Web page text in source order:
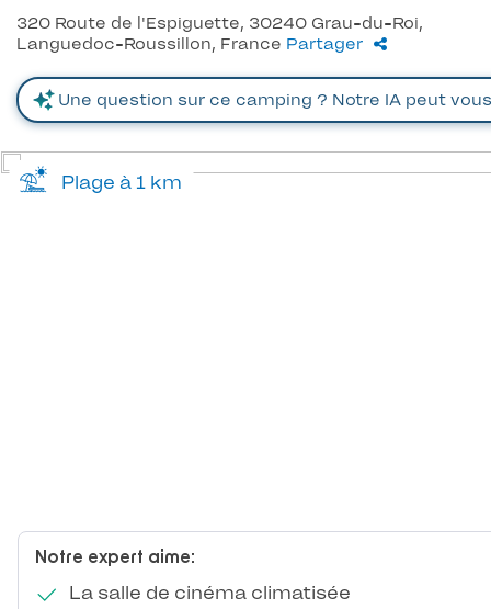
320 Route de l'Espiguette, 30240 Grau-du-Roi,
Languedoc-Roussillon, France Partager
Notre expert aime:
La salle de cinéma climatisée
Plage à 1 km